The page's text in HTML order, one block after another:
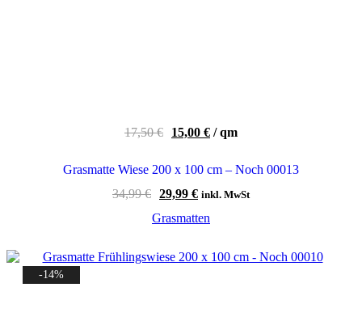
17,50€ 15,00 € /qm
Grasmatte Wiese 200 x 100 cm – Noch 00013
34,99€ Ursprünglicher
war:
29,99 €Aktueller
ist:
inkl. MwSt
Grasmatten
-14%